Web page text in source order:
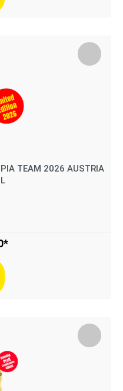
TEAM 2026 AUSTRIA